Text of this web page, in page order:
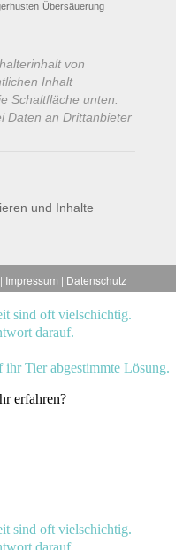
Übersäuerung
von
Inhalt
Schaltfläche unten.
Daten an Drittanbieter
und Inhalte
| Impressum | Datenschutz
sind oft vielschichtig.
darauf.
Tier abgestimmte Lösung.
erfahren?
sind oft vielschichtig.
darauf.